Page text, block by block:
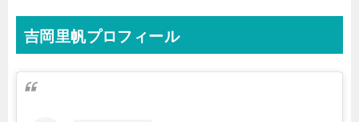
吉岡里帆プロフィール